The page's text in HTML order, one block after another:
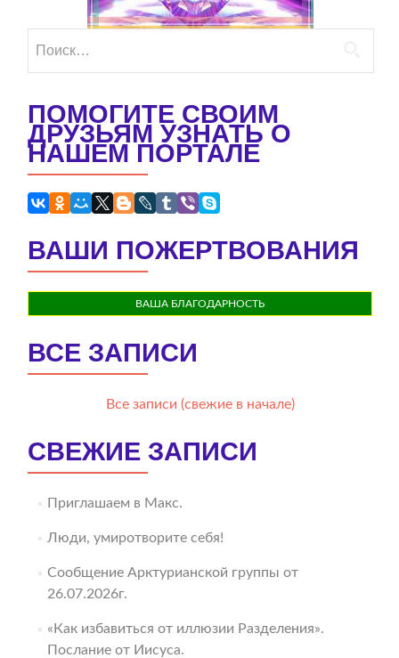
ПОМОГИТЕ СВОИМ
ДРУЗЬЯМ УЗНАТЬ О
НАШЕМ ПОРТАЛЕ
ВАШИ ПОЖЕРТВОВАНИЯ
ВАША БЛАГОДАРНОСТЬ
ВСЕ ЗАПИСИ
Все записи (свежие в начале)
СВЕЖИЕ ЗАПИСИ
Приглашаем в Макс.
Люди, умиротворите себя!
Сообщение Арктурианской группы от
26.07.2026г.
«Как избавиться от иллюзии Разделения».
Послание от Иисуса.